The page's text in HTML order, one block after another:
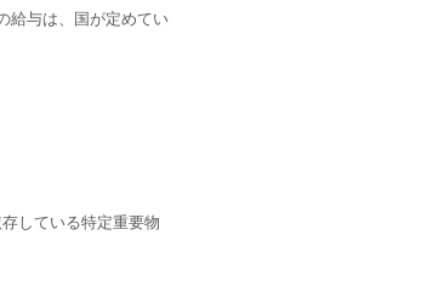
給与は、国が定めてい
している特定重要物